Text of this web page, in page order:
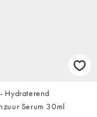
Hydraterend
Serum 30ml